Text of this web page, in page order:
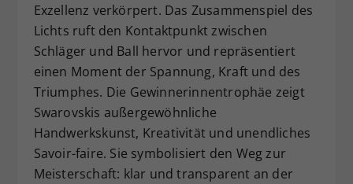
Exzellenz verkörpert. Das Zusammenspiel des
Lichts ruft den Kontaktpunkt zwischen
Schläger und Ball hervor und repräsentiert
einen Moment der Spannung, Kraft und des
Triumphes. Die Gewinnerinnentrophäe zeigt
Swarovskis außergewöhnliche
Handwerkskunst, Kreativität und unendliches
Savoir-faire. Sie symbolisiert den Weg zur
Meisterschaft: klar und transparent an der